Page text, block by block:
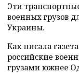
Эти
военных грузов
Украины.
Как писала
российские
грузами южнее